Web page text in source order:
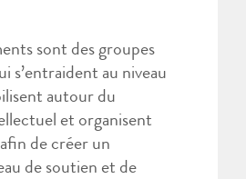
sont des groupes
s’entraident au niveau
autour du
et organisent
de créer un
de soutien et de